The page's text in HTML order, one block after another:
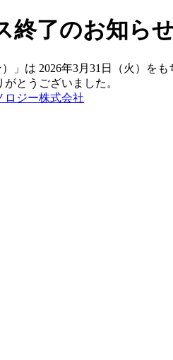
終了のお知ら
は 2026年3月31日（火）を
とうございました。
ロジー株式会社